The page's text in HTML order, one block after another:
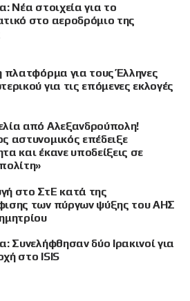
Νέα στοιχεία για το
στο αεροδρόμιο της
πλατφόρμα για τους Έλληνες
για τις επόμενες εκλογές
από Αλεξανδρούπολη!
αστυνομικός επέδειξε
και έκανε υποδείξεις σε
στο ΣτΕ κατά της
των πύργων ψύξης του ΑΗΣ
Συνελήφθησαν δύο Ιρακινοί για
στο ISIS